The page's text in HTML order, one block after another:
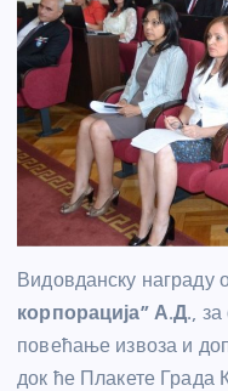
Видовданску награду
корпорација” А.Д.,
повећање извоза и
док ће Плакете Града